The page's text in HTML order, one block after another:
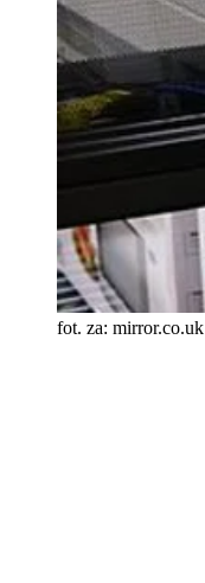
fot. za: mirror.co.uk